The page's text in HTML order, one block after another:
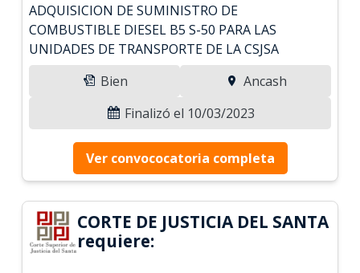
ADQUISICION DE SUMINISTRO DE
COMBUSTIBLE DIESEL B5 S-50 PARA LAS
UNIDADES DE TRANSPORTE DE LA CSJSA
Bien
Ancash
Finalizó el 10/03/2023
Ver convococatoria completa
CORTE DE JUSTICIA DEL SANTA
requiere: